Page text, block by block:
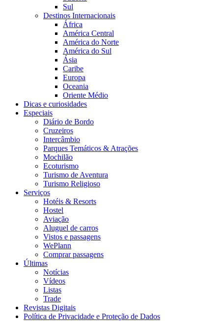
Sul
Destinos Internacionais
África
América Central
América do Norte
América do Sul
Ásia
Caribe
Europa
Oceania
Oriente Médio
Dicas e curiosidades
Especiais
Diário de Bordo
Cruzeiros
Intercâmbio
Parques Temáticos & Atrações
Mochilão
Ecoturismo
Turismo de Aventura
Turismo Religioso
Serviços
Hotéis & Resorts
Hostel
Aviação
Aluguel de carros
Vistos e passagens
WePlann
Comprar passagens
Últimas
Notícias
Vídeos
Listas
Trade
Revistas Digitais
Política de Privacidade e Proteção de Dados